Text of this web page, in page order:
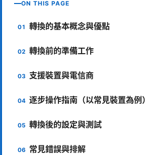
ON THIS PAGE
轉換的基本概念與優點
轉換前的準備工作
支援裝置與電信商
逐步操作指南（以常見裝置為例）
轉換後的設定與測試
常見錯誤與排解